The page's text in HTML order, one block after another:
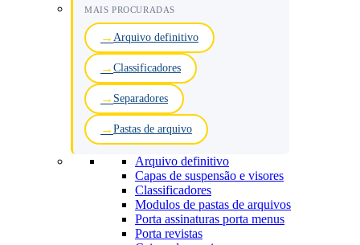
MAIS PROCURADAS
Arquivo definitivo
Classificadores
Separadores
Pastas de arquivo
Arquivo definitivo
Capas de suspensão e visores
Classificadores
Modulos de pastas de arquivos
Porta assinaturas porta menus
Porta revistas